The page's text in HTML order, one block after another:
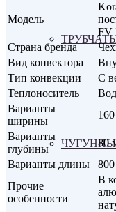
Модель
FV
Страна бренда
Вид конвектора
Тип конвекции
С
Теплоноситель
Варианты
ширины
Варианты
глубины
80
Варианты длины
Прочие
особенности
В